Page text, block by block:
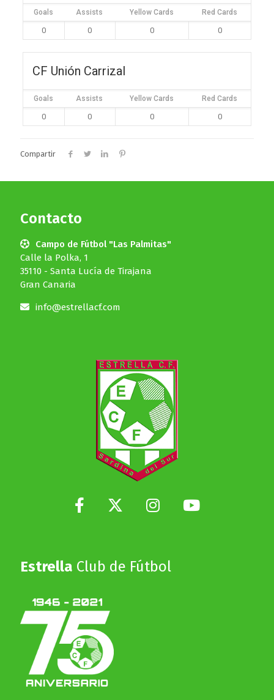
Goals Assists Yellow Cards Red Cards
0 0 0 0
CF Unión Carrizal
Goals Assists Yellow Cards Red Cards
0 0 0 0
Compartir
Contacto
Campo de Fútbol "Las Palmitas"
Calle la Polka, 1
35110 - Santa Lucía de Tirajana
Gran Canaria
info@estrellacf.com
Estrella Club de Fútbol